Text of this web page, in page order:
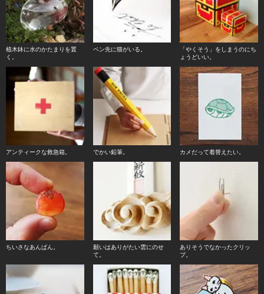
植木鉢に水のかたまりを置
く。
ペン先に猫がいる。
「やくそう」をしまうのにち
ょうどいい。
アンティークな救急箱。 でかい鉛筆。 カメだって着替えたい。
ちいさなあんぱん。
願いはありがたい雲にのせ
て。
ありそうでなかったクリッ
プ。